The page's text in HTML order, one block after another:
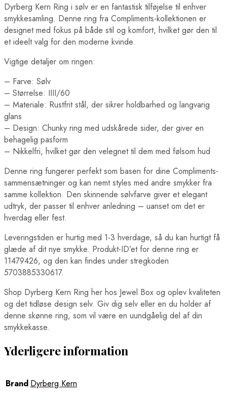
Dyrberg Kern Ring i sølv er en fantastisk tilføjelse til enhver
smykkesamling. Denne ring fra Compliments-kollektionen er
designet med fokus på både stil og komfort, hvilket gør den til
et ideelt valg for den moderne kvinde.
Vigtige detaljer om ringen:
– Farve: Sølv
– Størrelse: IIII/60
– Materiale: Rustfrit stål, der sikrer holdbarhed og langvarig
glans
– Design: Chunky ring med udskårede sider, der giver en
behagelig pasform
– Nikkelfri, hvilket gør den velegnet til dem med følsom hud
Denne ring fungerer perfekt som basen for dine Compliments-
sammensætninger og kan nemt styles med andre smykker fra
samme kollektion. Den skinnende sølvfarve giver et elegant
udtryk, der passer til enhver anledning – uanset om det er
hverdag eller fest.
Leveringstiden er hurtig med 1-3 hverdage, så du kan hurtigt få
glæde af dit nye smykke. Produkt-ID’et for denne ring er
11479426, og den kan findes under stregkoden
5703885330617.
Shop Dyrberg Kern Ring her hos Jewel Box og oplev kvaliteten
og det tidløse design selv. Giv dig selv eller en du holder af
denne skønne ring, som vil være en uundgåelig del af din
smykkekasse.
Yderligere information
Brand Dyrberg Kern